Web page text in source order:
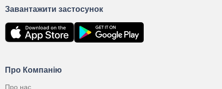
Про Компанію
Про нас
Завантажити застосунок